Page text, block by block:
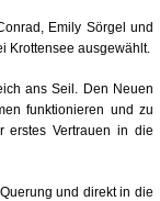
Emily Sörgel und
Krottensee ausgewählt.
ans Seil. Den Neuen
funktionieren und zu
erstes Vertrauen in die
und direkt in die